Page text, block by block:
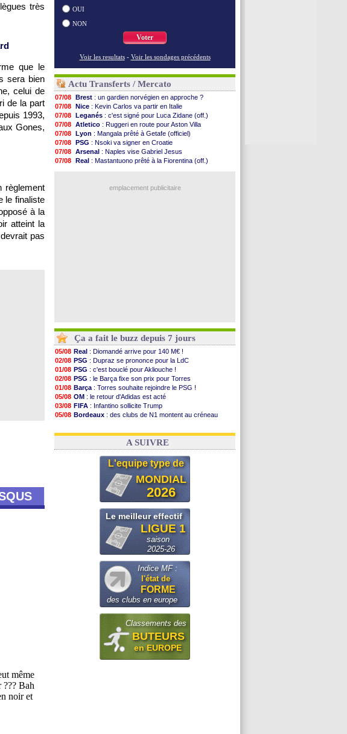
très
que le
sera bien
celui de
de la part
1993,
Gones,
règlement
le finaliste
à la
atteint la
pas
OUI
NON
Voter
Voir les resultats - Voir les sondages précédents
Actu Transferts / Mercato
07/08 Brest : un gardien norvégien en approche ?
07/08 Nice : Kevin Carlos va partir en Italie
07/08 Leganés : c'est signé pour Luca Zidane (off.)
07/08 Atletico : Ruggeri en route pour Aston Villa
07/08 Lyon : Mangala prêté à Getafe (officiel)
07/08 PSG : Nsoki va signer en Croatie
07/08 Arsenal : Naples vise Gabriel Jesus
07/08 Real : Mastantuono prêté à la Fiorentina (off.)
: Tomiyasu a convaincu (officiel)
emplacement publicitaire
Ça a fait le buzz depuis 7 jours
05/08 Real : Diomandé arrive pour 140 M€ !
02/08 PSG : Dupraz se prononce pour la LdC
01/08 PSG : c'est bouclé pour Akliouche !
02/08 PSG : le Barça fixe son prix pour Torres
01/08 Barça : Torres souhaite rejoindre le PSG !
05/08 OM : le retour d'Adidas est acté
03/08 FIFA : Infantino sollicite Trump
05/08 Bordeaux : des clubs de N1 montent au créneau
03/08 Real: le démenti de Leipzig pour Diomandé
A SUIVRE
L'equipe type de
MONDIAL
2026
Le meilleur effectif
LIGUE 1
saison
2025-26
Indice MF :
l'état de
FORME
des clubs en europe
Classements des
BUTEURS
en EUROPE